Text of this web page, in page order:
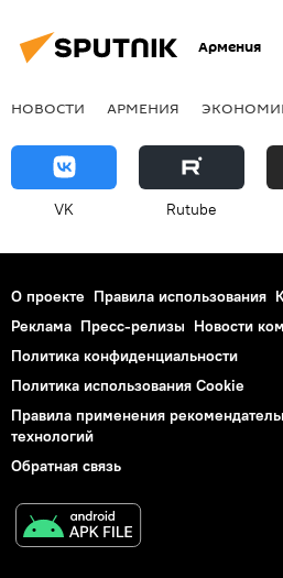
Армения
НОВОСТИ АРМЕНИЯ
VK Rutube
О проекте Правила использования
Реклама Пресс-релизы Новости
Политика конфиденциальности
Политика использования Cookie
Правила применения
технологий
Обратная связь